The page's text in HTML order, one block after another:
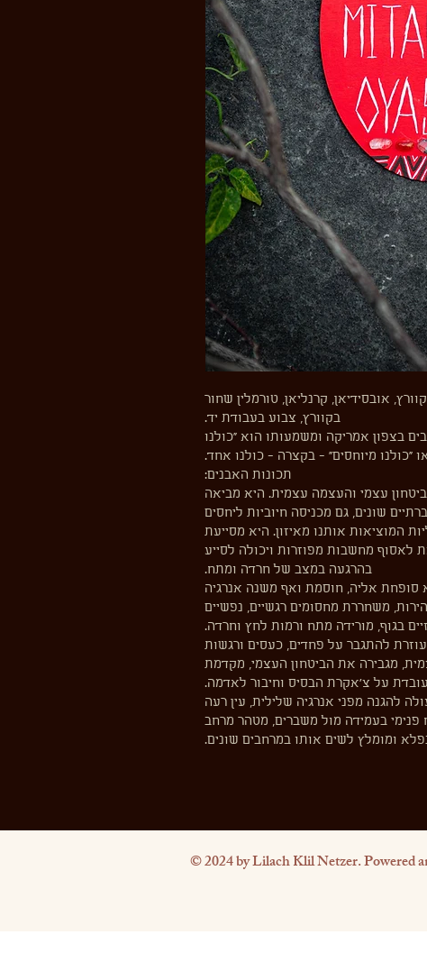
אובסידיאן, קרנליאן, טורמלין שחור
בקוורץ, צבוע בעבודת יד.
בצפון אמריקה ומשמעותו הוא ״כולנו
״כולנו מיוחסים״ - בקצרה - כולנו אחד.
תכונות האבנים:
עצמי והעצמה עצמית. היא מביאה
שונים, גם מכניסה חיוביות ליחסים
המוציאות אותנו מאיזון. היא מסייעת
לאסוף מחשבות מפוזרות ויכולה לסייע
בהרגעה במצב של חרדה ומתח.
סופחת אליה, חוסמת ואף משנה אנרגיה
משחררת מחסומים רגשיים, נפשיים
בגוף, מורידה מתח ורמות לחץ וחרדה.
להתגבר על פחדים, כעסים ורגשות
מגבירה את הביטחון העצמי, מקדמת
עובדת על צ׳אקרת הבסיס וחיבור לאדמה.
להגנה מפני אנרגיה שלילית, עין רעה
פנימי בעמידה מול משברים, מטהר מרחב
ומומלץ לשים אותו במרחבים שונים.
© 2024 by Lilach Klil Netzer. Powered